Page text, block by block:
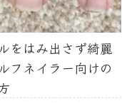
をはみ出さず綺麗
フネイラー向けの